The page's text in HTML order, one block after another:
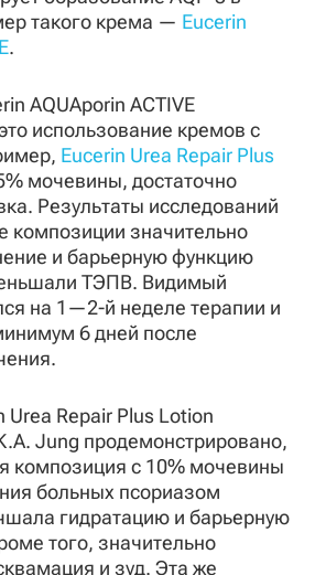
такого крема — Eucerin
.
использование кремов с
Eucerin Urea Repair Plus
мочевины, достаточно
Результаты исследований
композиции значительно
и барьерную функцию
ТЭПВ. Видимый
на 1—2-й неделе терапии и
6 дней после
Jung продемонстрировано,
композиция с 10% мочевины
больных псориазом
гидратацию и барьерную
того, значительно
и зуд. Эта же